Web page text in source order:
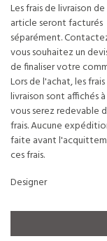
Les frais de livraison
article seront facturés
séparément.
vous souhaitez un
de finaliser votre
Lors de l'achat, les
livraison sont affichés
vous serez redevable
frais. Aucune
faite avant
ces frais.
Designer